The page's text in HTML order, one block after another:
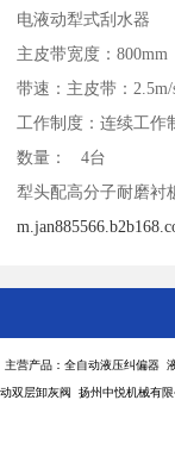
电液动犁式刮水器
主皮带宽度：800mm
带速：主皮带：2.5m/
工作制度：连续工作
数量： 4台
犁头配高分子耐磨衬
主营产品：全自动液压纠偏器
动双层卸灰阀 扬州中悦机械有